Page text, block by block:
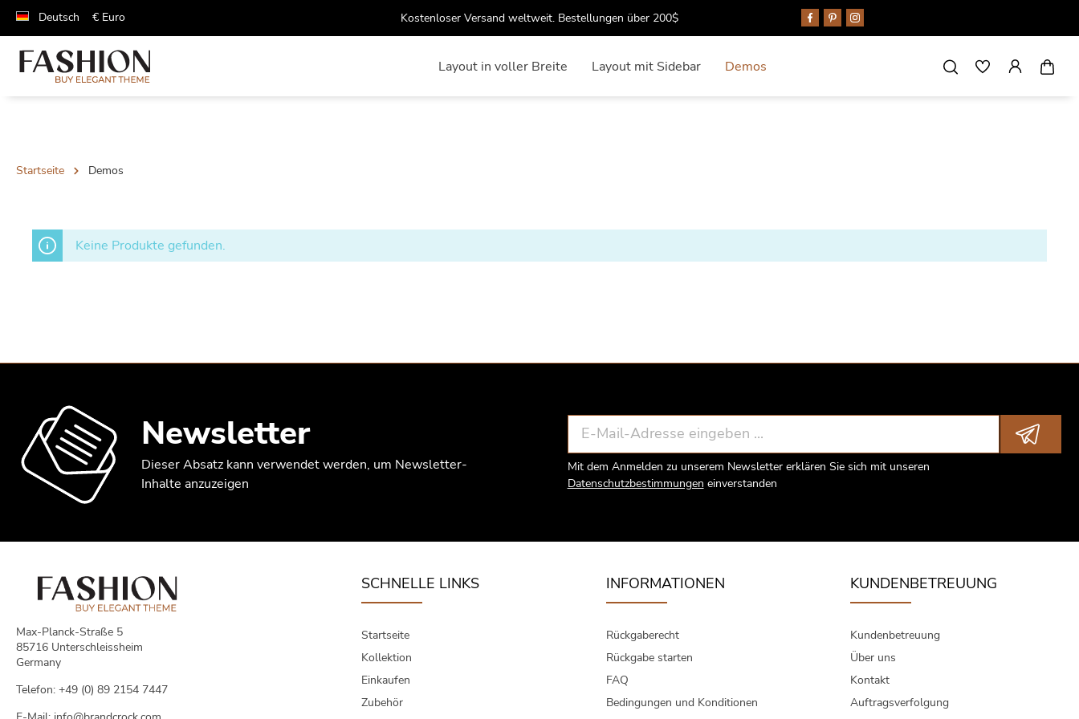
Deutsch € Euro Kostenloser Versand weltweit. Bestellungen über 200$
Layout in voller Breite Layout mit Sidebar Demos
Startseite Demos
Keine Produkte gefunden.
Newsletter
Dieser Absatz kann verwendet werden, um Newsletter-
Inhalte anzuzeigen
Mit dem Anmelden zu unserem Newsletter erklären Sie sich mit unseren
Datenschutzbestimmungen einverstanden
Max-Planck-Straße 5
85716 Unterschleissheim
Germany
Telefon: +49 (0) 89 2154 7447
SCHNELLE LINKS
Startseite
Kollektion
Einkaufen
Zubehör
INFORMATIONEN
Rückgaberecht
Rückgabe starten
FAQ
Bedingungen und Konditionen
KUNDENBETREUUNG
Kundenbetreuung
Über uns
Kontakt
Auftragsverfolgung